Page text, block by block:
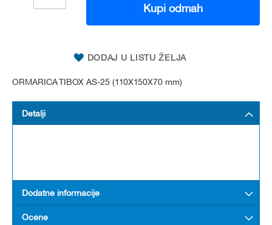
Kupi odmah
DODAJ U LISTU ŽELJA
ORMARICA TIBOX AS-25 (110X150X70 mm)
Detalji
Dodatne informacije
Ocene